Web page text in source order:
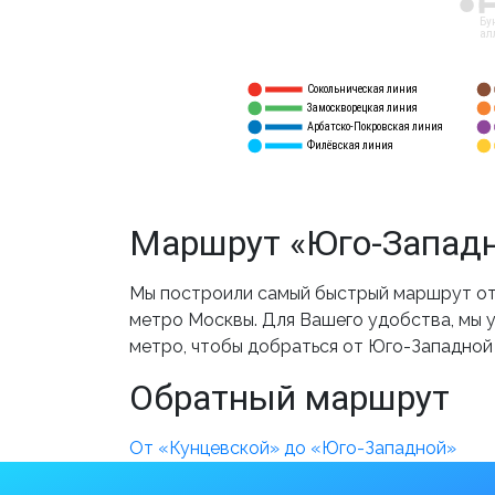
Сокольническая линия
Замоскворецкая линия
Арбатско-Покровская линия
Филёвская линия
Маршрут «Юго-
Мы построили самый быстрый маршрут
метро Москвы. Для Вашего удобства, мы
метро, чтобы добраться от Юго-Западной
Обратный маршрут
От «Кунцевской» до «Юго-Западной»